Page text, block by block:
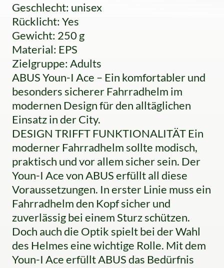
Geschlecht: unisex
Rücklicht: Yes
Gewicht: 250 g
Material: EPS
Zielgruppe: Adults
ABUS Youn-I Ace – Ein komfortabler und
besonders sicherer Fahrradhelm im
modernen Design für den alltäglichen
Einsatz in der City.
DESIGN TRIFFT FUNKTIONALITÄT Ein
moderner Fahrradhelm sollte modisch,
praktisch und vor allem sicher sein. Der
Youn-I Ace von ABUS erfüllt all diese
Voraussetzungen. In erster Linie muss ein
Fahrradhelm den Kopf sicher und
zuverlässig bei einem Sturz schützen.
Doch auch die Optik spielt bei der Wahl
des Helmes eine wichtige Rolle. Mit dem
Youn-I Ace erfüllt ABUS das Bedürfnis